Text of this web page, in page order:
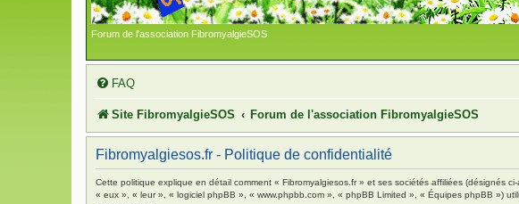
Forum de l'association FibromyalgieSOS
FAQ
Site FibromyalgieSOS Forum de l'association FibromyalgieSOS
Fibromyalgiesos.fr - Politique de confidentialité
Cette politique explique en détail comment « Fibromyalgiesos.fr » et ses sociétés affiliées (désignés
« eux », « leur », « logiciel phpBB », « www.phpbb.com », « phpBB Limited », « Équipes phpBB »)